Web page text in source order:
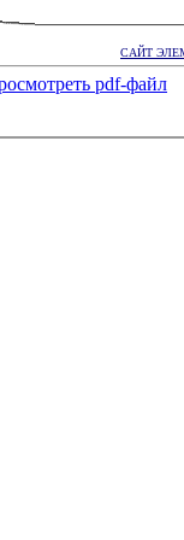
САЙТ
pdf-файл